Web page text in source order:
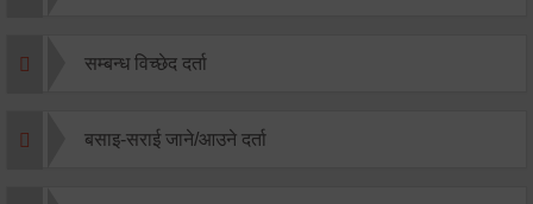
सम्बन्ध विच्छेद दर्ता
बसाइ-सराई जाने/आउने दर्ता